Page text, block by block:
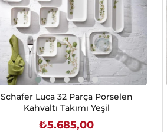
Schafer Luca 32 Parça Porselen
Kahvaltı Takımı Yeşil
₺5.685,00